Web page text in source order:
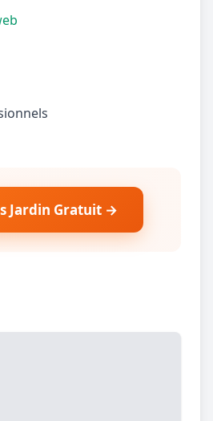
Jardin Gratuit →